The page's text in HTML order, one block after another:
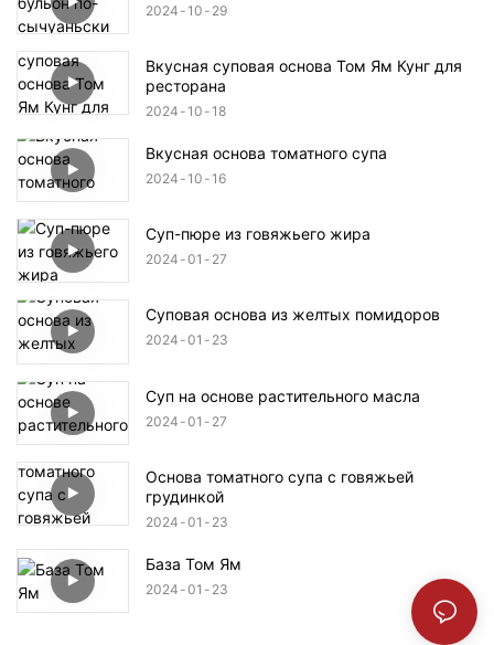
2024 10 29
Вкусная суповая основа Том Ям Кунг для
ресторана
2024 10 18
Вкусная основа томатного супа
2024 10 16
Суп-пюре из говяжьего жира
2024 01 27
Суповая основа из желтых помидоров
2024 01 23
Суп на основе растительного масла
2024 01 27
Основа томатного супа с говяжьей
грудинкой
2024 01 23
База Том Ям
2024 01 23